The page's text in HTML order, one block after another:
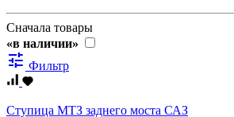
Сначала товары
«в наличии»
tune Фильтр
Ступица МТЗ заднего моста САЗ